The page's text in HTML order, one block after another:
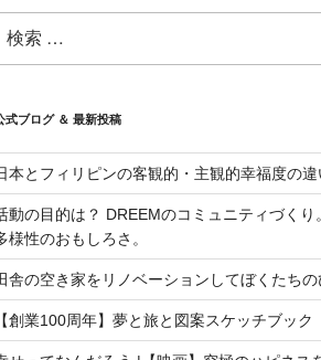
索:
式ブログ ＆ 最新投稿
本とフィリピンの客観的・主観的幸福度の
動の目的は？ DREEMのコミュニティづく
様性のおもしろさ。
舎の空き家をリノベーションしてぼくたち
【創業100周年】夢と旅と図案スケッチブッ